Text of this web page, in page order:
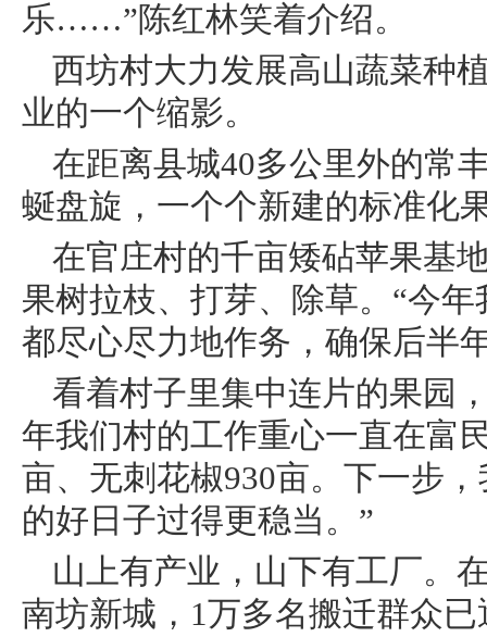
乐……”陈红林笑着介绍。
西坊村大力发展高山蔬菜种
业的一个缩影。
在距离县城40多公里外的常
蜒盘旋，一个个新建的标准化
在官庄村的千亩矮砧苹果基
果树拉枝、打芽、除草。“今
都尽心尽力地作务，确保后半
看着村子里集中连片的果园
年我们村的工作重心一直在富
亩、无刺花椒930亩。下一步
的好日子过得更稳当。”
山上有产业，山下有工厂。
南坊新城，1万多名搬迁群众